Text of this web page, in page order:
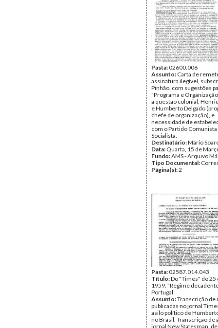
Pasta:02600.006
Assunto: Carta de
assinatura ilegível,
Pinhão, com sugestões
"Programa e
a questão colonial,
e Humberto Delgado
chefe de organização), e
necessidade de
com o Partido Comunista
Socialista.
Destinatário:Mário
Data: Quarta, 15 de
Fundo:AMS - Arquivo
Tipo Documental:
Página(s):2
Pasta:02587.014.043
Título:Do "Times" de 25
1959. "Regime
Portugal
Assunto:Transcrição de
publicadas no jornal
asilo político de
no Brasil. Transcrição de
jornal New Statesman,